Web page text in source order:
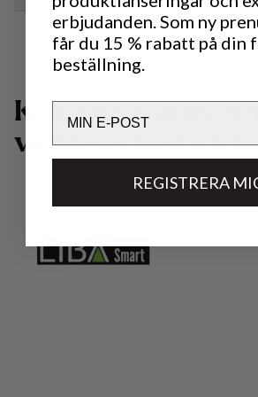
K nstruerad med
v
rldens bästa tek
erbjudanden. Som ny
får du 15 % rabatt på din
beställning.
REGISTRERA